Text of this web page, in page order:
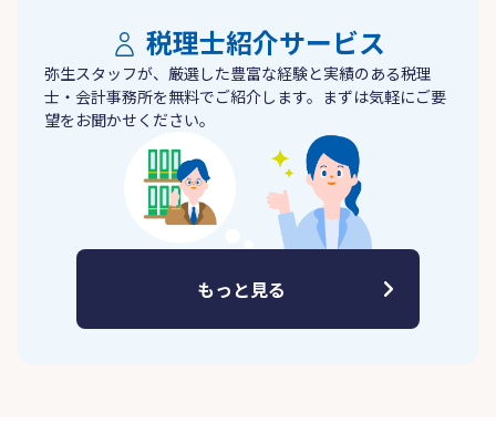
税理士紹介サービス
弥生スタッフが、厳選した豊富な経験と実績のある税理
士・会計事務所を無料でご紹介します。まずは気軽にご要
望をお聞かせください。
もっと見る